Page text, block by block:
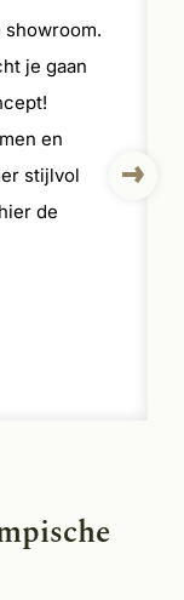
je gaan
en
stijlvol
de